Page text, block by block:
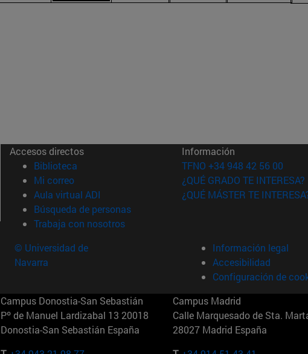
Accesos directos
Biblioteca (abre en nueva ventana)
Mi correo(abre en nueva ventana)
Aula virtual ADI (abre en nueva ventana)
Búsqueda de personas(abre en nueva ventana)
Trabaja con nosotros(abre en nueva ventana)
Información
TFNO +34 948 42 56 00
¿QUÉ GRADO TE INTERESA?
¿QUÉ MÁSTER TE
© Universidad de
Navarra
Información legal
Accesibilidad
Configuración de
Campus Donostia-San Sebastián
Pº de Manuel Lardizabal 13 20018
Donostia-San Sebastián España
Campus Madrid
Calle Marquesado de Sta.
28027 Madrid España